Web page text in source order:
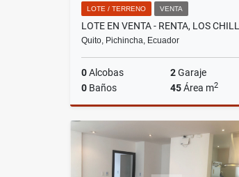
LOTE / TERRENO VENTA
Quito, Pichincha, Ecuador
0Alcobas 2Garaje
0 Baños 45Área m2
Venta
US$402